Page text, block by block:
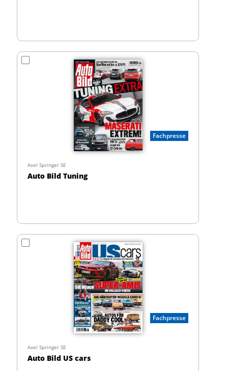
Fachpresse
Axel Springer SE
Auto Bild Tuning
Fachpresse
Axel Springer SE
Auto Bild US cars